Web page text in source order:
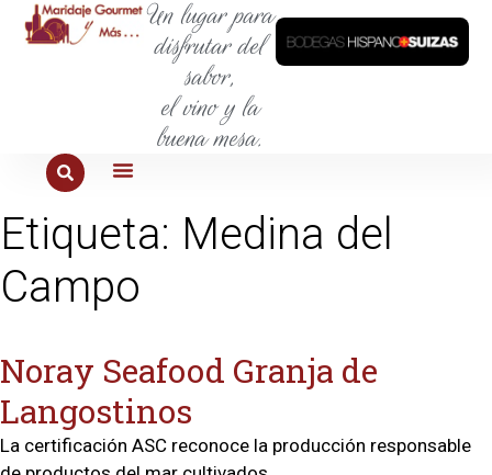
Un lugar para
disfrutar del
sabor,
el vino y la
buena mesa.
Etiqueta: Medina del
Campo
Noray Seafood Granja de
Langostinos
La certificación ASC reconoce la producción responsable